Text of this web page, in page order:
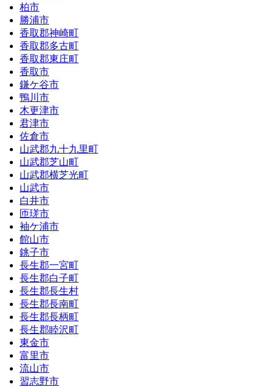
柏市
勝浦市
香取郡神崎町
香取郡多古町
香取郡東庄町
香取市
鎌ケ谷市
鴨川市
木更津市
君津市
佐倉市
山武郡九十九里町
山武郡芝山町
山武郡横芝光町
山武市
白井市
匝瑳市
袖ケ浦市
館山市
銚子市
長生郡一宮町
長生郡白子町
長生郡長生村
長生郡長南町
長生郡長柄町
長生郡睦沢町
東金市
富里市
流山市
習志野市